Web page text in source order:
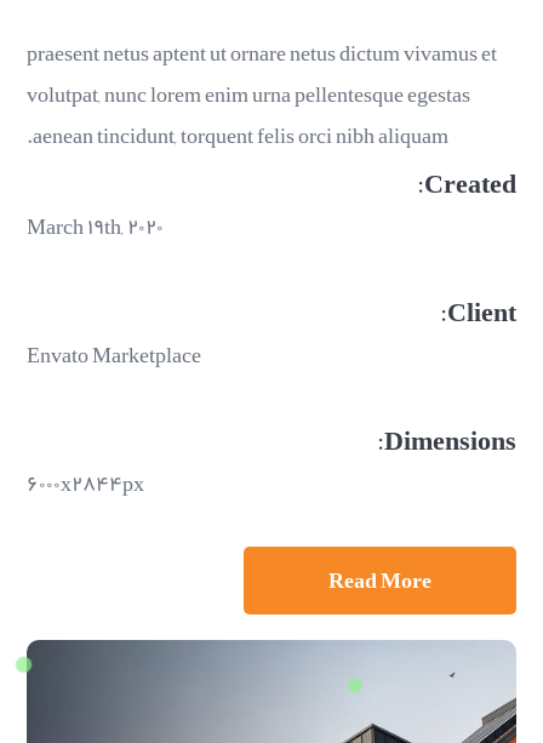
praesent netus aptent ut ornare netus dictum vivamus et
volutpat, nunc lorem enim urna pellentesque egestas
aenean tincidunt, torquent felis orci nibh aliquam.
Created:
March ۱۹th, ۲۰۲۰
Client:
Envato Marketplace
Dimensions:
۶۰۰۰x۲۸۴۴px
Read More